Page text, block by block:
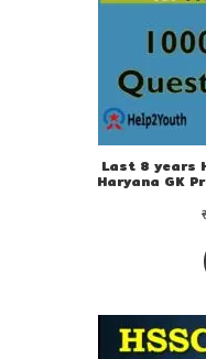
Last 8 years
Haryana GK